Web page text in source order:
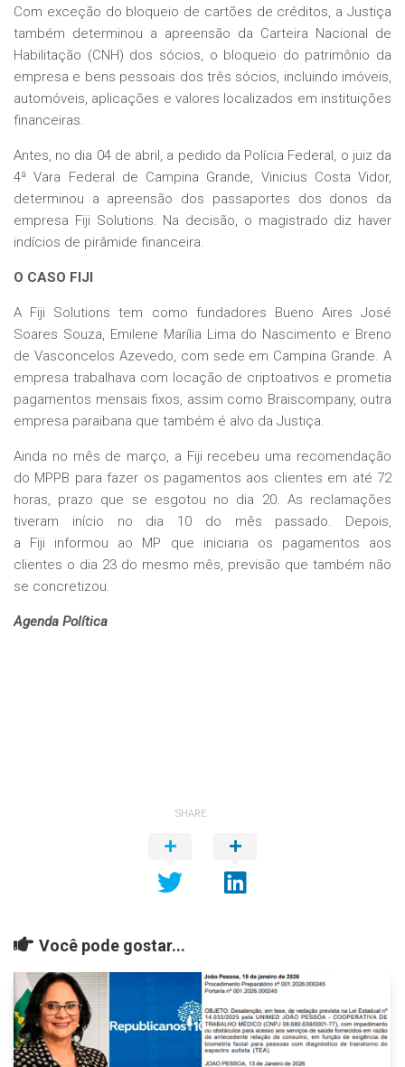
Com exceção do bloqueio de cartões de créditos, a Justiça
também determinou a apreensão da Carteira Nacional de
Habilitação (CNH) dos sócios, o bloqueio do patrimônio da
empresa e bens pessoais dos três sócios, incluindo imóveis,
automóveis, aplicações e valores localizados em instituições
financeiras.
Antes, no dia 04 de abril, a pedido da Polícia Federal, o juiz da
4ª Vara Federal de Campina Grande, Vinicius Costa Vidor,
determinou a apreensão dos passaportes dos donos da
empresa Fiji Solutions. Na decisão, o magistrado diz haver
indícios de pirâmide financeira.
O CASO FIJI
A Fiji Solutions tem como fundadores Bueno Aires José
Soares Souza, Emilene Marília Lima do Nascimento e Breno
de Vasconcelos Azevedo, com sede em Campina Grande. A
empresa trabalhava com locação de criptoativos e prometia
pagamentos mensais fixos, assim como Braiscompany, outra
empresa paraibana que também é alvo da Justiça.
Ainda no mês de março, a Fiji recebeu uma recomendação
do MPPB para fazer os pagamentos aos clientes em até 72
horas, prazo que se esgotou no dia 20. As reclamações
tiveram início no dia 10 do mês passado. Depois,
a Fiji informou ao MP que iniciaria os pagamentos aos
clientes o dia 23 do mesmo mês, previsão que também não
se concretizou.
Agenda Política
SHARE
Você pode gostar...